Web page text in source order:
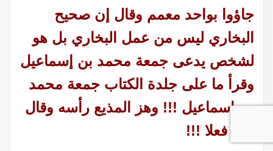
جاؤوا بواحد معمم وقال إن صحيح
البخاري ليس من عمل البخاري بل هو
لشخص يدعى جمعة محمد بن إسماعيل
وقرأ ما على جلدة الكتاب جمعة محمد
بن إسماعيل !!! وهز المذيع رأسه وقال
فعلا فعلا !!!